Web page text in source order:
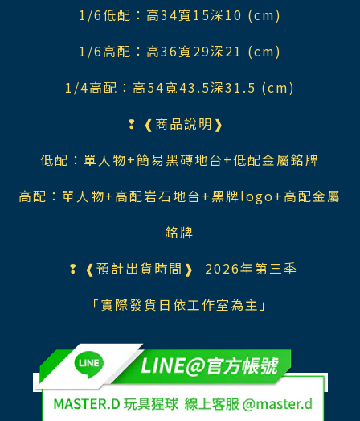
1/6低配：高34寬15深10 (cm)
1/6高配：高36寬29深21 (cm)
1/4高配：高54寬43.5深31.5 (cm)
❢ ❰商品說明❱
低配：單人物+簡易黑磚地台+低配金屬銘牌
高配：單人物+高配岩石地台+黑牌logo+高配金屬
銘牌
❢ ❰預計出貨時間❱ 2026年第三季
「實際發貨日依工作室為主」